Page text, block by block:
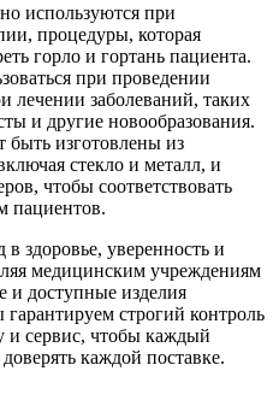
используются при
процедуры, которая
горло и гортань пациента.
при проведении
лечении заболеваний, таких
и другие новообразования.
быть изготовлены из
стекло и металл, и
чтобы соответствовать
пациентов.
здоровье, уверенность и
медицинским учреждениям
и доступные изделия
строгий контроль
и сервис, чтобы каждый
каждой поставке.